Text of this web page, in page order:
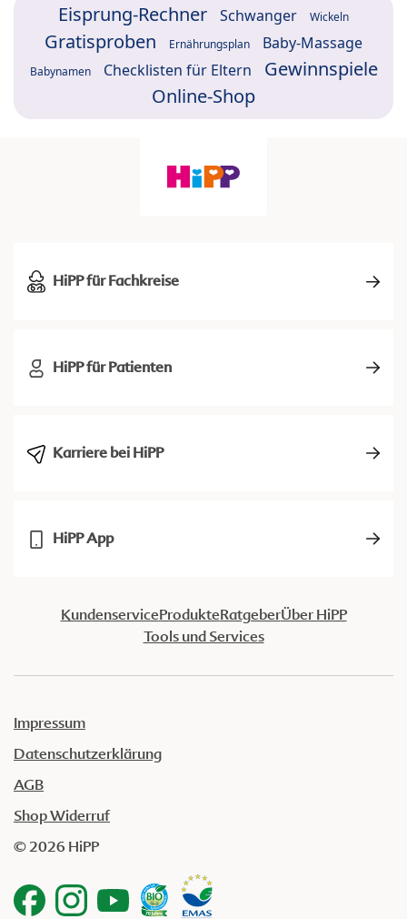
Eisprung-Rechner Schwanger Wickeln
Gratisproben Ernährungsplan Baby-Massage
Babynamen Checklisten für Eltern
Gewinnspiele
Online-Shop
HiPP für Fachkreise
HiPP für Patienten
Karriere bei HiPP
HiPP App
KundenserviceProdukteRatgeberÜber HiPP
Tools und Services
Impressum
Datenschutzerklärung
AGB
Shop Widerruf
© 2026 HiPP